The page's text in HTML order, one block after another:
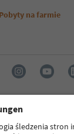
Pobyty na farmie
Język: Polski